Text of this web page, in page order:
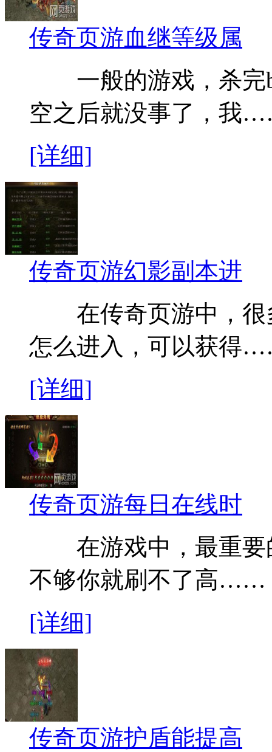
传奇页游血继等级属
一般的游戏，杀完
空之后就没事了，我
[详细]
传奇页游幻影副本进
在传奇页游中，很
怎么进入，可以获得
[详细]
传奇页游每日在线时
在游戏中，最重要
不够你就刷不了高……
[详细]
传奇页游护盾能提高